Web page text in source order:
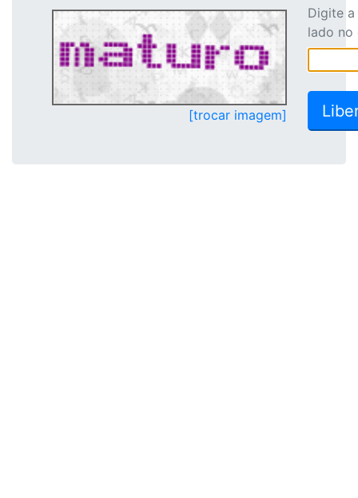
[trocar imagem]
Digite
lado no